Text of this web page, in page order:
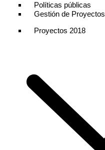
Políticas públicas
Gestión de Proyectos
Proyectos 2018